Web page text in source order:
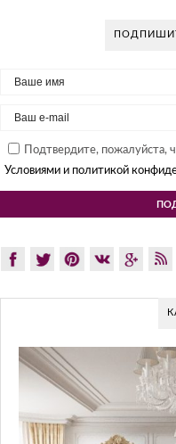
Подтвердите, пожалуйста,
Условиями и политикой